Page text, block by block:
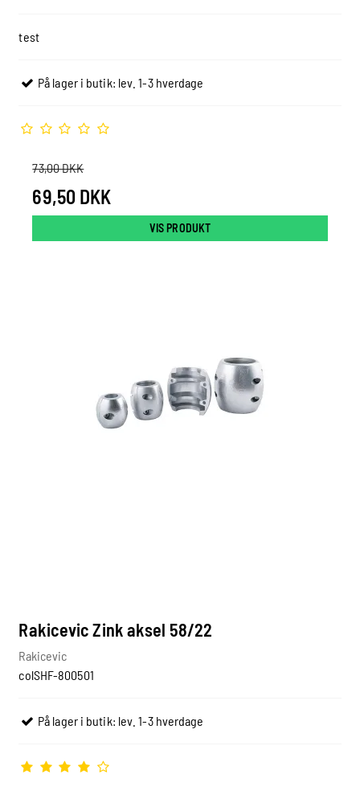
test
På lager i butik: lev. 1-3 hverdage
73,00 DKK
69,50 DKK
VIS PRODUKT
Rakicevic Zink aksel 58/22
Rakicevic
colSHF-800501
På lager i butik: lev. 1-3 hverdage